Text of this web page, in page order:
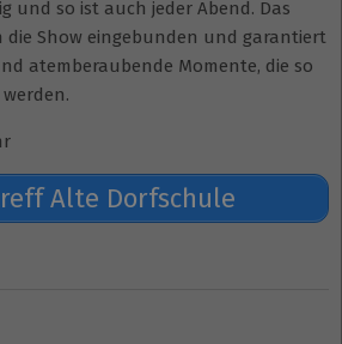
und so ist auch jeder Abend. Das
die Show eingebunden und garantiert
atemberaubende Momente, die so
Alte Dorfschule